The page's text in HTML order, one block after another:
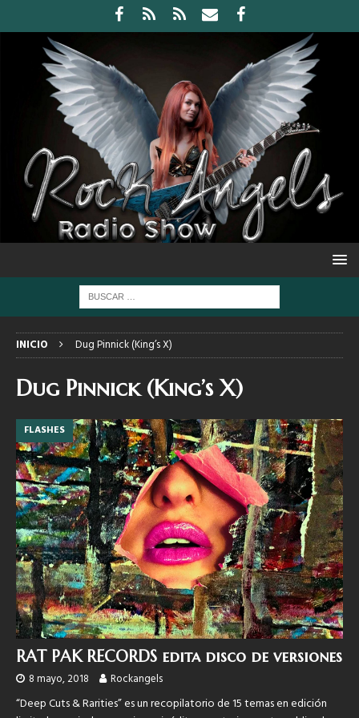
INICIO Dug Pinnick (King’s X)
Dug Pinnick (King’s X)
FLASHES
RAT PAK RECORDS edita disco de versiones
8 mayo, 2018 Rockangels
“Deep Cuts & Rarities” es un recopilatorio de 15 temas en edición